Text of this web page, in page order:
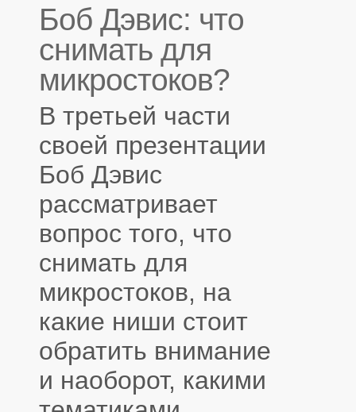
Боб Дэвис: что
снимать для
микростоков?
В третьей части
своей презентации
Боб Дэвис
рассматривает
вопрос того, что
снимать для
микростоков, на
какие ниши стоит
обратить внимание
и наоборот, какими